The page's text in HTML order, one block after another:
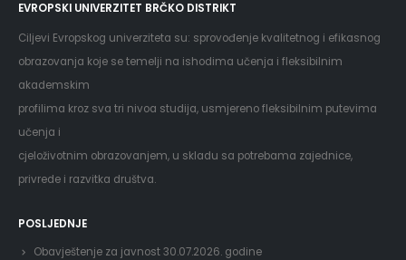
EVROPSKI UNIVERZITET BRČKO DISTRIKT
Ciljevi Evropskog univerziteta su: sprovođenje kvalitetnog i efikasnog
obrazovanja koje se temelji na ishodima učenja i fleksibilnim
akademskim
profilima kroz sva tri nivoa studija, usmjereno fleksibilnim putevima
učenja i
cjeloživotnim obrazovanjem, u skladu sa potrebama zajednice,
privrede i razvitka društva.
POSLJEDNJE
Obavještenje za javnost 30.07.2026. godine